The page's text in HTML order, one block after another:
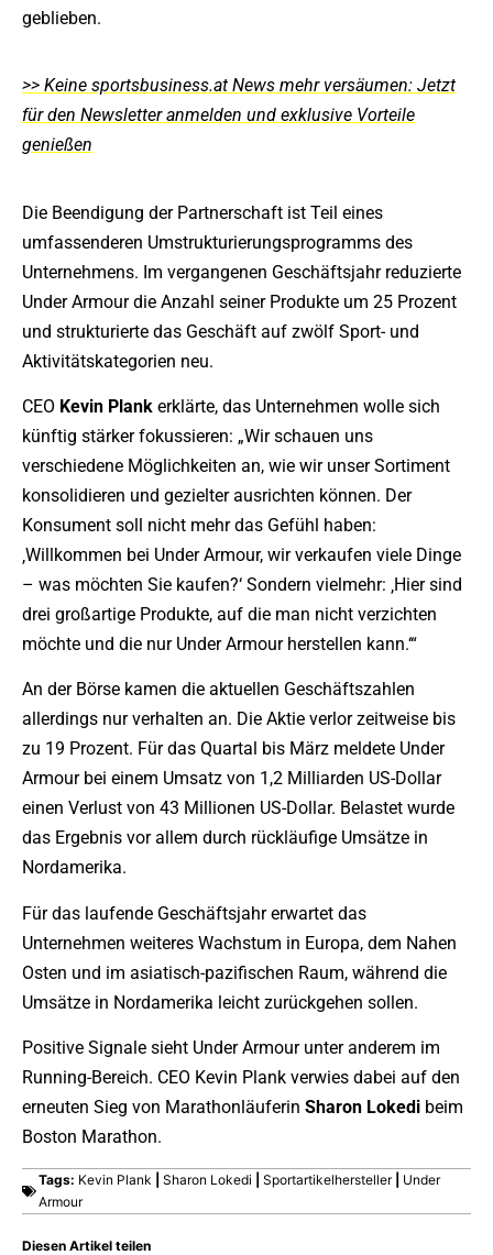
Diesen Artikel teilen
geblieben.
>> Keine sportsbusiness.at News mehr versäumen: Jetzt
für den Newsletter anmelden und exklusive Vorteile
genießen
Die Beendigung der Partnerschaft ist Teil eines
umfassenderen Umstrukturierungsprogramms des
Unternehmens. Im vergangenen Geschäftsjahr reduzierte
Under Armour die Anzahl seiner Produkte um 25 Prozent
und strukturierte das Geschäft auf zwölf Sport- und
Aktivitätskategorien neu.
CEO Kevin Plank erklärte, das Unternehmen wolle sich
künftig stärker fokussieren: „Wir schauen uns
verschiedene Möglichkeiten an, wie wir unser Sortiment
konsolidieren und gezielter ausrichten können. Der
Konsument soll nicht mehr das Gefühl haben:
‚Willkommen bei Under Armour, wir verkaufen viele Dinge
– was möchten Sie kaufen?‘ Sondern vielmehr: ‚Hier sind
drei großartige Produkte, auf die man nicht verzichten
möchte und die nur Under Armour herstellen kann.‘“
An der Börse kamen die aktuellen Geschäftszahlen
allerdings nur verhalten an. Die Aktie verlor zeitweise bis
zu 19 Prozent. Für das Quartal bis März meldete Under
Armour bei einem Umsatz von 1,2 Milliarden US-Dollar
einen Verlust von 43 Millionen US-Dollar. Belastet wurde
das Ergebnis vor allem durch rückläufige Umsätze in
Nordamerika.
Für das laufende Geschäftsjahr erwartet das
Unternehmen weiteres Wachstum in Europa, dem Nahen
Osten und im asiatisch-pazifischen Raum, während die
Umsätze in Nordamerika leicht zurückgehen sollen.
Positive Signale sieht Under Armour unter anderem im
Running-Bereich. CEO Kevin Plank verwies dabei auf den
erneuten Sieg von Marathonläuferin Sharon Lokedi beim
Boston Marathon.
Tags: Kevin Plank Sharon Lokedi Sportartikelhersteller| Under
Armour